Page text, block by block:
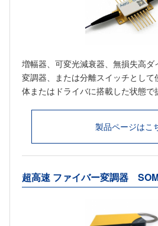
増幅器、可変光減衰器、無損失高
変調器、または分離スイッチとし
体またはドライバに搭載した状態で
製品ページはこ
超高速 ファイバー変調器